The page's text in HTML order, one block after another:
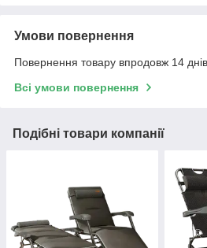
Умови повернення
Повернення товару впродовж 14
Всі умови повернення
Подібні товари компанії